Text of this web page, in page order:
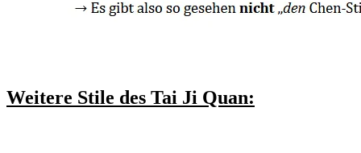
Weitere Stile des Tai Ji Quan: